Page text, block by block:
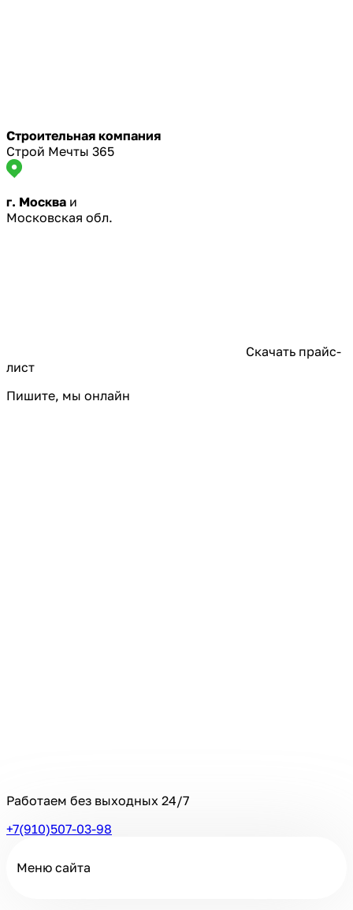
Строительная компания
Строй Мечты 365
г. Москва и
Московская обл.
Скачать прайс-
лист
Пишите, мы онлайн
Работаем без выходных 24/7
+7(910)507-03-98
Меню сайта